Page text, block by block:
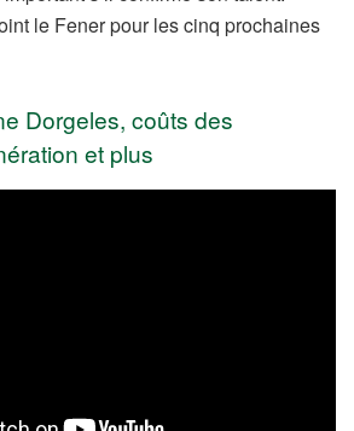
le Fener pour les cinq prochaines
Dorgeles, coûts des
et plus